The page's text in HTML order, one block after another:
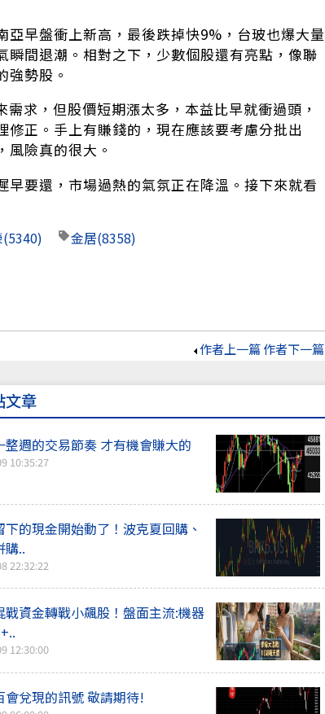
早盤衝上新高，最後跌掉快9%，台玻也爆大量
間退潮。相對之下，少數個股還有亮點，像聯
強勢股。
求，但股價短期漲太多，本益比早就衝過頭，
正。手上有賺錢的，現在應該要考慮分批出
險真的很大。
要還，市場過熱的氣氛正在降溫。接下來就看
(5340) 金居(8358)
作者上一篇作者下一篇
文章
整週的交易節奏 才有機會賺大的
10:35:27
下的現金開始動了！波克夏回購、
購..
22:32:22
戰資金轉戰小飆股！盤面主流:機器
12:30:00
會兌現的訊號 敬請期待!